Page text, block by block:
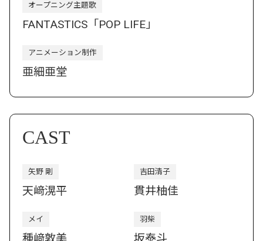
オープニング主題歌
FANTASTICS「POP LIFE」
アニメーション制作
亜細亜堂
CAST
矢野 剛
天﨑滉平
吉田清子
貫井柚佳
メイ 羽柴